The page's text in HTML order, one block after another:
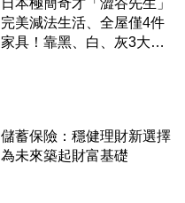
日本極簡奇才「澀谷先生」
完美減法生活、全屋僅4件
家具！靠黑、白、灰3大色
儲蓄保險：穩健理財新選擇
為未來築起財富基礎